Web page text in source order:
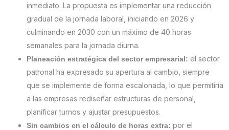
inmediato. La propuesta es implementar una reducción
gradual de la jornada laboral, iniciando en 2026 y
culminando en 2030 con un máximo de 40 horas
semanales para la jornada diurna.
Planeación estratégica del sector empresarial: el sector
patronal ha expresado su apertura al cambio, siempre
que se implemente de forma escalonada, lo que permitiría
a las empresas rediseñar estructuras de personal,
planificar turnos y ajustar presupuestos.
Sin cambios en el cálculo de horas extra: por el